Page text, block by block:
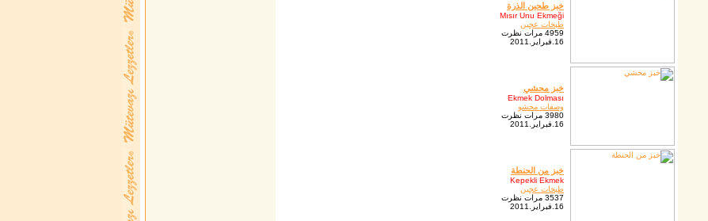
خبز طحين الذرة
Mısır Unu Ekmeği
طبخات عجين
4959 مرات نظرت
16.فبراير.2011
خبز محشي
Ekmek Dolması
وصفات محشو
3980 مرات نظرت
16.فبراير.2011
خبز من الحنطة
Kepekli Ekmek
طبخات عجين
3537 مرات نظرت
16.فبراير.2011